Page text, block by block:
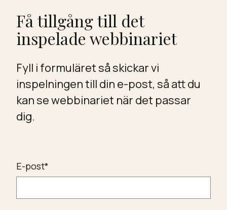
Få tillgång till det
inspelade webbinariet
Fyll i formuläret så skickar vi
inspelningen till din e-post, så att du
kan se webbinariet när det passar
dig.
E-post*